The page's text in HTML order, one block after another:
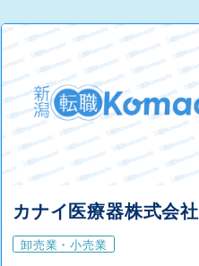
カナイ医療器株式会社
卸売業・小売業